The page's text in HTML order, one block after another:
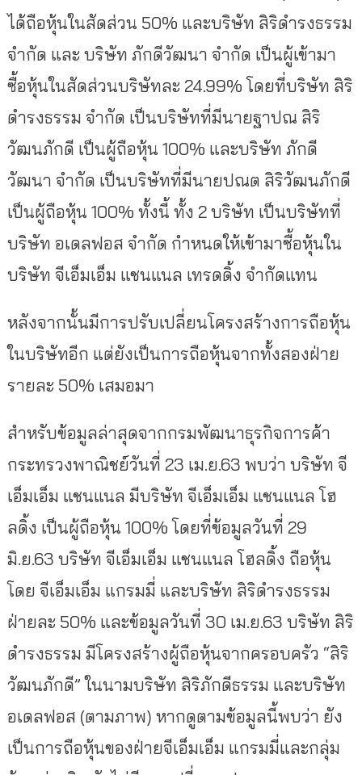
ได้ถือหุ้นในสัดส่วน 50% และบริษัท สิริดำรงธรรม
จำกัด และ บริษัท ภักดีวัฒนา จำกัด เป็นผู้เข้ามา
ซื้อหุ้นในสัดส่วนบริษัทละ 24.99% โดยที่บริษัท สิริ
ดำรงธรรม จำกัด เป็นบริษัทที่มีนายฐาปณ สิริ
วัฒนภักดี เป็นผู้ถือหุ้น 100% และบริษัท ภักดี
วัฒนา จำกัด เป็นบริษัทที่มีนายปณต สิริวัฒนภักดี
เป็นผู้ถือหุ้น 100% ทั้งนี้ ทั้ง 2 บริษัท เป็นบริษัทที่
บริษัท อเดลฟอส จำกัด กำหนดให้เข้ามาซื้อหุ้นใน
บริษัท จีเอ็มเอ็ม แชนแนล เทรดดิ้ง จำกัดแทน
หลังจากนั้นมีการปรับเปลี่ยนโครงสร้างการถือหุ้น
ในบริษัทอีก แต่ยังเป็นการถือหุ้นจากทั้งสองฝ่าย
รายละ 50% เสมอมา
สำหรับข้อมูลล่าสุดจากกรมพัฒนาธุรกิจการค้า
กระทรวงพาณิชย์วันที่ 23 เม.ย.63 พบว่า บริษัท จี
เอ็มเอ็ม แชนแนล มีบริษัท จีเอ็มเอ็ม แชนแนล โฮ
ลดิ้ง เป็นผู้ถือหุ้น 100% โดยที่ข้อมูลวันที่ 29
มิ.ย.63 บริษัท จีเอ็มเอ็ม แชนแนล โฮลดิ้ง ถือหุ้น
โดย จีเอ็มเอ็ม แกรมมี่ และบริษัท สิริดำรงธรรม
ฝ่ายละ 50% และข้อมูลวันที่ 30 เม.ย.63 บริษัท สิริ
ดำรงธรรม มีโครงสร้างผู้ถือหุ้นจากครอบครัว “สิริ
วัฒนภักดี” ในนามบริษัท สิริภักดีธรรม และบริษัท
อเดลฟอส (ตามภาพ) หากดูตามข้อมูลนี้พบว่า ยัง
เป็นการถือหุ้นของฝ่ายจีเอ็มเอ็ม แกรมมี่และกลุ่ม